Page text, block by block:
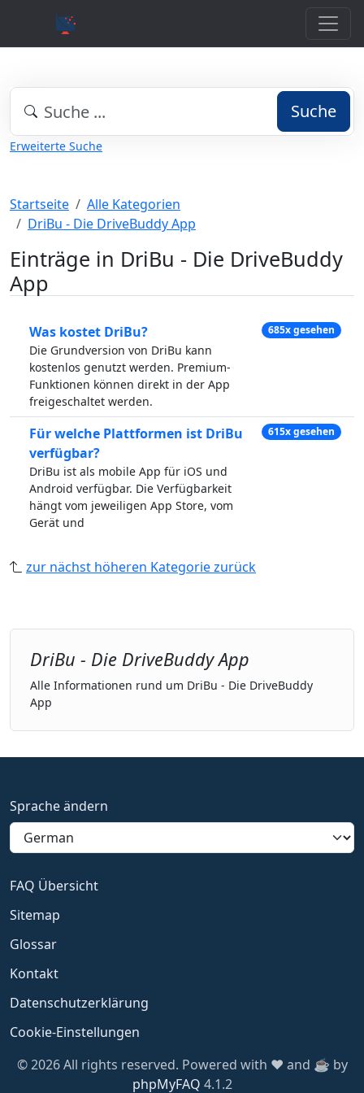
Suche
Erweiterte Suche
Startseite
Alle Kategorien
DriBu - Die DriveBuddy App
Einträge in DriBu - Die DriveBuddy
App
Was kostet DriBu?
Die Grundversion von DriBu kann
kostenlos genutzt werden. Premium-
Funktionen können direkt in der App
freigeschaltet werden.
685x gesehen
Für welche Plattformen ist DriBu
verfügbar?
DriBu ist als mobile App für iOS und
Android verfügbar. Die Verfügbarkeit
hängt vom jeweiligen App Store, vom
Gerät und
615x gesehen
zur nächst höheren Kategorie zurück
DriBu - Die DriveBuddy App
Alle Informationen rund um DriBu - Die DriveBuddy
App
Sprache ändern
FAQ Übersicht
Sitemap
Glossar
Kontakt
Datenschutzerklärung
Cookie-Einstellungen
© 2026 All rights reserved. Powered with ❤️ and ☕️ by
phpMyFAQ 4.1.2